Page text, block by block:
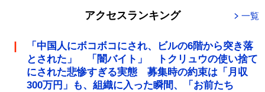
アクセスランキング 一覧
「中国人にボコボコにされ、ビルの6階から突き落
とされた」 「闇バイト」 トクリュウの使い捨て
にされた悲惨すぎる実態 募集時の約束は「月収
300万円」も、組織に入った瞬間、「お前たち